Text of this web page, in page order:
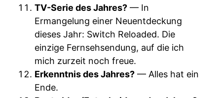
TV-Serie des Jahres? — In
Ermangelung einer Neuentdeckung
dieses Jahr: Switch Reloaded. Die
einzige Fernsehsendung, auf die ich
mich zurzeit noch freue.
Erkenntnis des Jahres? — Alles hat ein
Ende.